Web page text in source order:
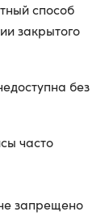
способ
закрытого
без
часто
запрещено